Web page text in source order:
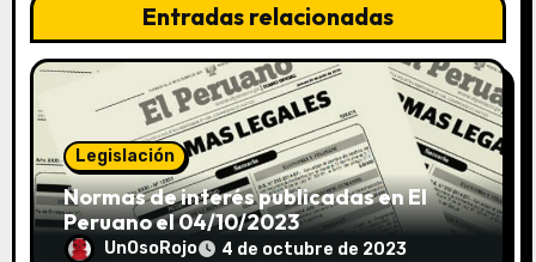
Entradas relacionadas
Legislación
Normas de interés publicadas en El
Peruano el 04/10/2023
UnOsoRojo 4 de octubre de 2023